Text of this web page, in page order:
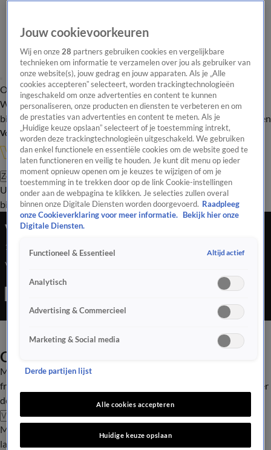
Overzicht Onze programma's Uitzendingen Onze gezichten
In de
WandelgangenInterviewsUitzending
bijwonenPodcastShopVeelgestelde vragenKijkersvraag insturen
Volg Vandaag Inside
Zoeken
UitzendingenVandaag InsideDe OranjezomerShopUitzending
bijwonen
VIDEOGOAL: AZ - Bodo/Glimt 2-2 (Sampsted)
17 mrt 2022, 23:31
VIDEOGOAL: AZ - Bodo/Glimt 2-2 (Sampsted)
Ontvang onze nieuwsbrief
Meld je aan voor onze wekelijkse mail vol met de beste
fragmenten, het meest spraakmakende nieuws, een kijkje achter
de schermen en meer.
Aanmelden
Meld je aan voor onze wekelijkse nieuwsbrief met daarin het
laatste nieuws en aanbiedingen die wijzelf of in samenwerking
Jouw cookievoorkeuren
Wij en onze28 partners gebruiken cookies en vergelijkbare
technieken om informatie te verzamelen over jou als gebruiker van
onze website(s), jouw gedrag en jouw apparaten. Als je „Alle
cookies accepteren” selecteert, worden trackingtechnologieën
ingeschakeld om onze advertenties en content te kunnen
personaliseren, onze producten en diensten te verbeteren en om
de prestaties van advertenties en content te meten. Als je
„Huidige keuze opslaan” selecteert of je toestemming intrekt,
worden deze trackingtechnologieën uitgeschakeld. We gebruiken
dan enkel functionele en essentiële cookies om de website goed te
laten functioneren en veilig te houden. Je kunt dit menu op ieder
moment opnieuw openen om je keuzes te wijzigen of om je
toestemming in te trekken door op de link Cookie-instellingen
onder aan de webpagina te klikken. Je selecties zullen overal
binnen onze Digitale Diensten worden doorgevoerd. Raadpleeg
onze Cookieverklaring voor meer informatie.
Bekijk hier onze
Digitale Diensten.
Functioneel & Essentieel Altijd actief
Analytisch
Advertising & Commercieel
Marketing & Social media
Derde partijen lijst
Alle cookies accepteren
Huidige keuze opslaan